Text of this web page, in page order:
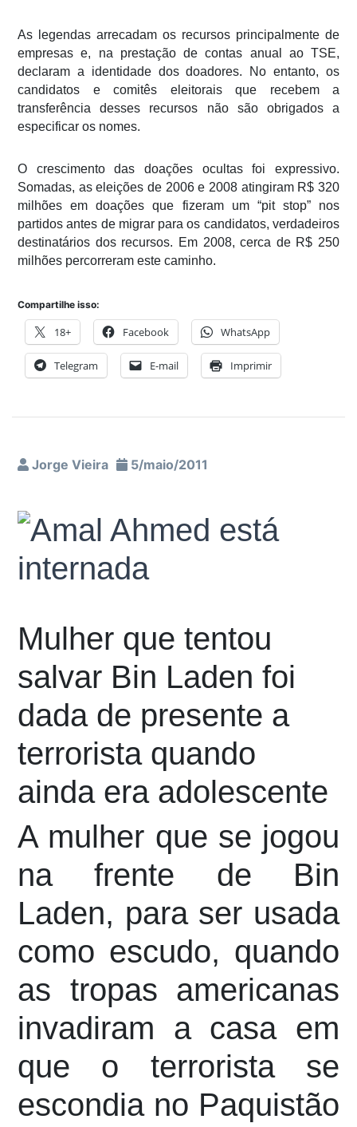
As legendas arrecadam os recursos principalmente de
empresas e, na prestação de contas anual ao TSE,
declaram a identidade dos doadores. No entanto, os
candidatos e comitês eleitorais que recebem a
transferência desses recursos não são obrigados a
especificar os nomes.
O crescimento das doações ocultas foi expressivo.
Somadas, as eleições de 2006 e 2008 atingiram R$ 320
milhões em doações que fizeram um “pit stop” nos
partidos antes de migrar para os candidatos, verdadeiros
destinatários dos recursos. Em 2008, cerca de R$ 250
milhões percorreram este caminho.
Compartilhe isso:
18+ Facebook WhatsApp
Telegram E-mail Imprimir
Jorge Vieira 5/maio/2011
Mulher que tentou
salvar Bin Laden foi
dada de presente a
terrorista quando
ainda era adolescente
A mulher que se jogou
na frente de Bin
Laden, para ser usada
como escudo, quando
as tropas americanas
invadiram a casa em
que o terrorista se
escondia no Paquistão